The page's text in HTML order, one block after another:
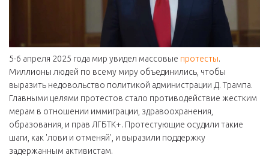
5-6 апреля 2025 года мир увидел массовые протесты.
Миллионы людей по всему миру объединились, чтобы
выразить недовольство политикой администрации Д. Трампа.
Главными целями протестов стало противодействие жестким
мерам в отношении иммиграции, здравоохранения,
образования, и прав ЛГБТК+. Протестующие осудили такие
шаги, как 'лови и отменяй', и выразили поддержку
задержанным активистам.